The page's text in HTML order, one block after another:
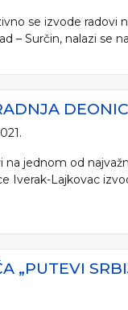
se izvode radovi
– Surčin, nalazi se
na jednom od
Iverak-Lajkovac
„PUTEVI